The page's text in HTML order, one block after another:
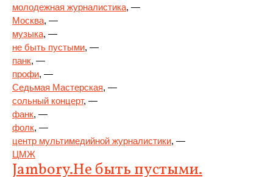
молодежная журналистика, —
Москва, —
музыка, —
не быть пустыми, —
панк, —
профи, —
Седьмая Мастерская, —
сольный концерт, —
фанк, —
фолк, —
центр мультимедийной журналистики, —
ЦМЖ
Jambory.Не быть пустыми.